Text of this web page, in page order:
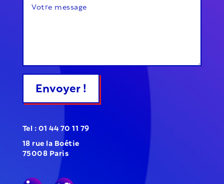
Envoyer !
Tel : 01 44 70 11 79
18 rue la Boétie
75008 Paris